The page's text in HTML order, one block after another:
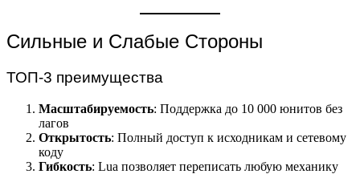
Сильные и Слабые Стороны
ТОП-3 преимущества
Масштабируемость: Поддержка до 10 000 юнитов без
лагов
Открытость: Полный доступ к исходникам и сетевому
коду
Гибкость: Lua позволяет переписать любую механику